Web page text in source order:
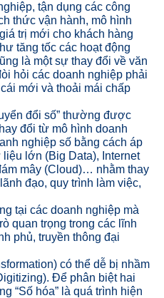
tận dụng các công
thức vận hành, mô hình
trị mới cho khách hàng
tăng tốc các hoạt động
là một sự thay đổi về văn
hỏi các doanh nghiệp phải
mới và thoải mái chấp
đổi số” thường được
đổi từ mô hình doanh
nghiệp số bằng cách áp
lớn (Big Data), Internet
mây (Cloud)… nhằm thay
đạo, quy trình làm việc,
tại các doanh nghiệp mà
quan trọng trong các lĩnh
phủ, truyền thông đại
có thể dễ bị nhầm
Để phân biệt hai
“Số hóa” là quá trình hiện